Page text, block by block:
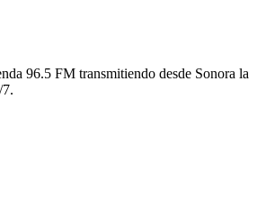
96.5 FM transmitiendo desde Sonora la